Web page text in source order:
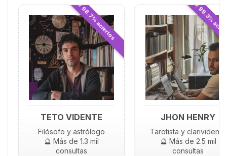
⭐ 98.7% aciertos
TETO VIDENTE
Filósofo y astrólogo
🔮 Más de 1.3 mil
consultas
⭐ 99.3%
JHON HENRY
Tarotista y clarividente
🔮 Más de 2.5 mil
consultas